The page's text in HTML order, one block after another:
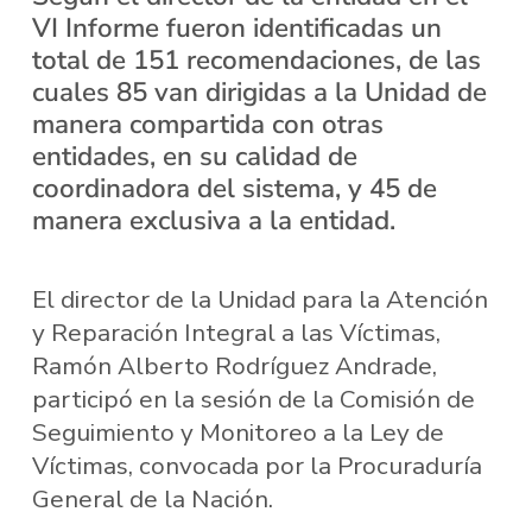
VI Informe fueron identificadas un
total de 151 recomendaciones, de las
cuales 85 van dirigidas a la Unidad de
manera compartida con otras
entidades, en su calidad de
coordinadora del sistema, y 45 de
manera exclusiva a la entidad.
El director de la Unidad para la Atención
y Reparación Integral a las Víctimas,
Ramón Alberto Rodríguez Andrade,
participó en la sesión de la Comisión de
Seguimiento y Monitoreo a la Ley de
Víctimas, convocada por la Procuraduría
General de la Nación.